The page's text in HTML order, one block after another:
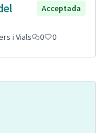
Acceptada
i Vials 0 0